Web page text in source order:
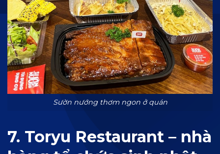
Sườn nướng thơm ngon ở quán
7. Toryu Restaurant – nhà